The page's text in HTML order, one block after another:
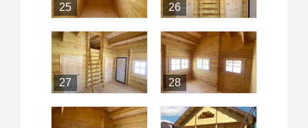
25 26
27 28